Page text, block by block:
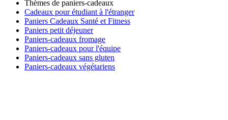
Thèmes de paniers-cadeaux
Cadeaux pour étudiant à l'étranger
Paniers Cadeaux Santé et Fitness
Paniers petit déjeuner
Paniers-cadeaux fromage
Paniers-cadeaux pour l'équipe
Paniers-cadeaux sans gluten
Paniers-cadeaux végétariens